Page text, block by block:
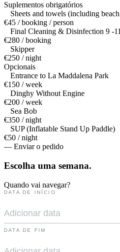
Suplementos obrigatórios
Sheets and towels (including
€45 / booking / person
Final Cleaning & Disinfection 9 -
€280 / booking
Skipper
€250 / night
Opcionais
Entrance to La Maddalena Park
€150 / week
Dinghy Without Engine
€200 / week
Sea Bob
€350 / night
SUP (Inflatable Stand Up Paddle)
€50 / night
— Enviar o pedido
Escolha uma semana.
Quando vai navegar?
DATA DE INÍCIO
DATA DE FIM